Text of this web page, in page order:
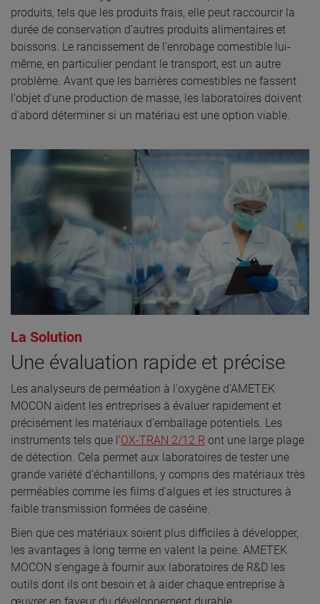
produits, tels que les produits frais, elle peut raccourcir la
durée de conservation d'autres produits alimentaires et
boissons. Le rancissement de l'enrobage comestible lui-
même, en particulier pendant le transport, est un autre
problème. Avant que les barrières comestibles ne fassent
l'objet d'une production de masse, les laboratoires doivent
d'abord déterminer si un matériau est une option viable.
La Solution
Une évaluation rapide et précise
Les analyseurs de perméation à l'oxygène d'AMETEK
MOCON aident les entreprises à évaluer rapidement et
précisément les matériaux d'emballage potentiels. Les
instruments tels que l'OX-TRAN 2/12 R ont une large plage
de détection. Cela permet aux laboratoires de tester une
grande variété d'échantillons, y compris des matériaux très
perméables comme les films d'algues et les structures à
faible transmission formées de caséine.
Bien que ces matériaux soient plus difficiles à développer,
les avantages à long terme en valent la peine. AMETEK
MOCON s'engage à fournir aux laboratoires de R&D les
outils dont ils ont besoin et à aider chaque entreprise à